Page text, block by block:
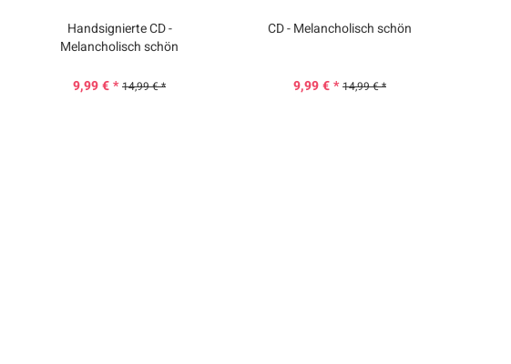
Handsignierte CD -
Melancholisch schön
9,99 € * 14,99 € *
CD - Melancholisch schön
9,99 € * 14,99 € *